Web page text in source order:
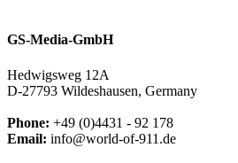
GS-Media-GmbH
Hedwigsweg 12A
D-27793 Wildeshausen, Germany
Phone: +49 (0)4431 - 92 178
Email: info@world-of-911.de